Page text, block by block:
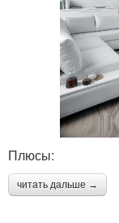
Плюсы:
читать дальше →